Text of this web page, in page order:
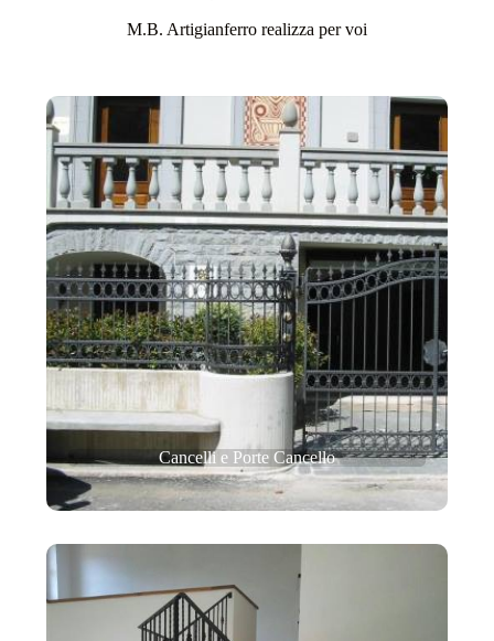
M.B. Artigianferro realizza per voi
Cancelli e Porte Cancello